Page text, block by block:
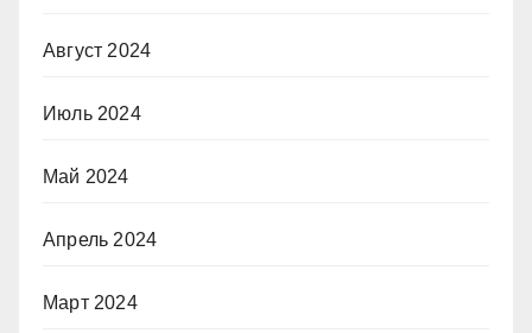
Август 2024
Июль 2024
Май 2024
Апрель 2024
Март 2024